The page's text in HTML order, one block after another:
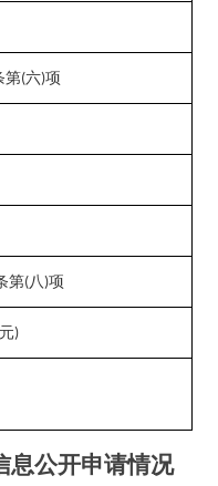
第(六)项
第( 八 )项
)
息公开申请情况